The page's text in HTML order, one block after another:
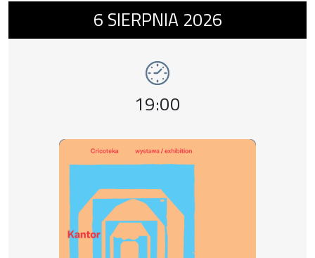
Wydarzenie numer 1: wystawa Kantor.
6 SIERPNIA 2026
Godzina wydarzenia,
19:00